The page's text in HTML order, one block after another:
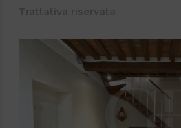
Trattativa riservata